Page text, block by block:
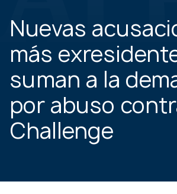
Nuevas
más
suman a la
por abuso
Challenge